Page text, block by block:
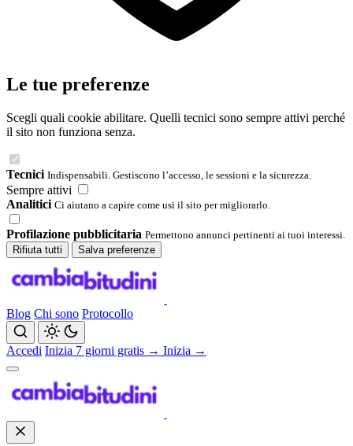
Le tue preferenze
Scegli quali cookie abilitare. Quelli tecnici sono sempre attivi perché
il sito non funziona senza.
Tecnici Indispensabili. Gestiscono l’accesso, le sessioni e la sicurezza.
Sempre attivi
Analitici Ci aiutano a capire come usi il sito per migliorarlo.
Profilazione pubblicitaria Permettono annunci pertinenti ai tuoi interessi.
Rifiuta tutti
Salva preferenze
Blog Chi sono Protocollo
Accedi Inizia 7 giorni gratis → Inizia →